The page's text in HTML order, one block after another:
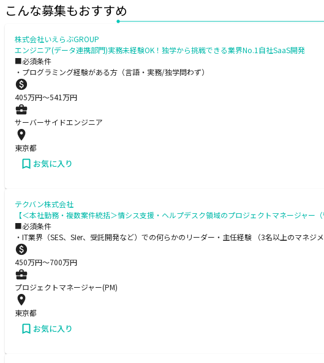
こんな募集もおすすめ
株式会社いえらぶGROUP
エンジニア(データ連携部門)実務未経験OK！独学から挑戦できる業界No.1自社SaaS開発
■必須条件
・プログラミング経験がある方（言語・実務/独学問わず）
405万円〜541万円
サーバーサイドエンジニア
東京都
お気に入り
テクバン株式会社
【＜本社勤務・複数案件統括＞情シス支援・ヘルプデスク領域のプロジェクトマネージャー（
■必須条件
・IT業界（SES、SIer、受託開発など）での何らかのリーダー・主任経験 （3名以上のマネ
450万円〜700万円
プロジェクトマネージャー(PM)
東京都
お気に入り